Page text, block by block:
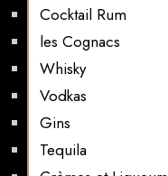
Cocktail Rum
les Cognacs
Whisky
Vodkas
Gins
Tequila